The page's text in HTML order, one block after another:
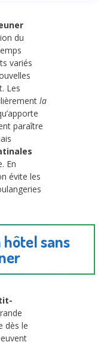
du
variés
Les
la
paraître
En
évite les
hôtel sans
dès le